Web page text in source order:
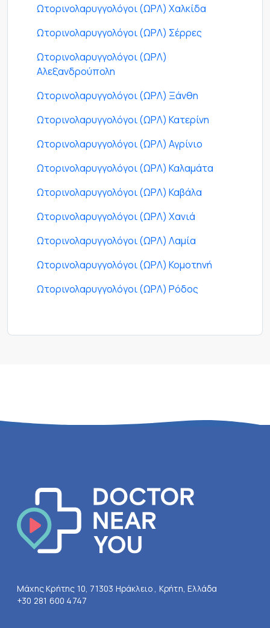
Ωτορινολαρυγγολόγοι (ΩΡΛ) Χαλκίδα
Ωτορινολαρυγγολόγοι (ΩΡΛ) Σέρρες
Ωτορινολαρυγγολόγοι (ΩΡΛ)
Αλεξανδρούπολη
Ωτορινολαρυγγολόγοι (ΩΡΛ) Ξάνθη
Ωτορινολαρυγγολόγοι (ΩΡΛ) Κατερίνη
Ωτορινολαρυγγολόγοι (ΩΡΛ) Αγρίνιο
Ωτορινολαρυγγολόγοι (ΩΡΛ) Καλαμάτα
Ωτορινολαρυγγολόγοι (ΩΡΛ) Καβάλα
Ωτορινολαρυγγολόγοι (ΩΡΛ) Χανιά
Ωτορινολαρυγγολόγοι (ΩΡΛ) Λαμία
Ωτορινολαρυγγολόγοι (ΩΡΛ) Κομοτηνή
Ωτορινολαρυγγολόγοι (ΩΡΛ) Ρόδος
Μάχης Κρήτης 10, 71303 Ηράκλειο , Κρήτη, Ελλάδα
+30 281 600 4747